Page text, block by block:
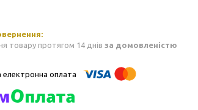
товару протягом 14 днів за домовленістю